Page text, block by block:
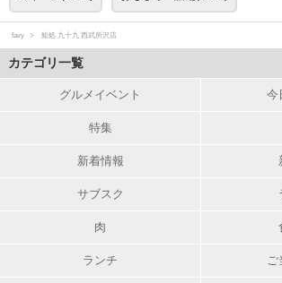
favy 鮨処 九十九 西武所沢店
カテゴリ一覧
グルメイベント 今
特集
新着情報
サブスク
肉
ランチ